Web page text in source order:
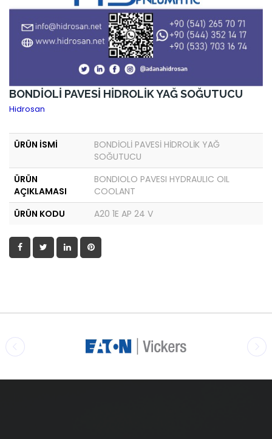
BONDİOLİ PAVESİ HİDROLİK YAĞ SOĞUTUCU
Hidrosan
ÜRÜN İSMİ
BONDİOLİ PAVESİ HİDROLİK YAĞ
SOĞUTUCU
ÜRÜN
AÇIKLAMASI
BONDIOLO PAVESI HYDRAULIC OIL
COOLANT
ÜRÜN KODU
A20 1E AP 24 V